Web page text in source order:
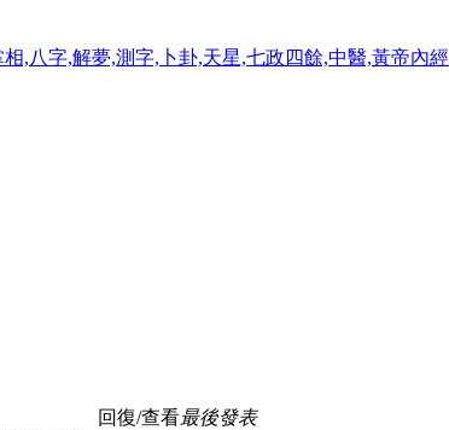
,八字,解夢,測字,卜卦,天星,七政四餘,中醫,黃帝內經
回復/查看最後發表